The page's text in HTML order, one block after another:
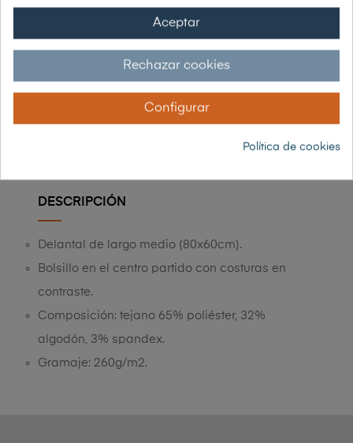
Si tienes alguna duda: Tel. 91 448 78 10
Envío grátis a partir de 150€
Garantía 30 días de devolución
DESCRIPCIÓN
Delantal de largo medio (80x60cm).
Bolsillo en el centro partido con costuras en
contraste.
Composición: tejano 65% poliéster, 32%
algodón, 3% spandex.
Gramaje: 260g/m2.
Aceptar
Rechazar cookies
Configurar
Política de cookies